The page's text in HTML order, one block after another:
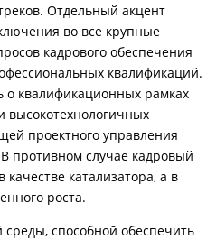
Отдельный акцент
во все крупные
кадрового обеспечения
квалификаций.
о квалификационных рамках
высокотехнологичных
проектного управления
противном случае кадровый
качестве катализатора, а в
роста.
среды, способной обеспечить